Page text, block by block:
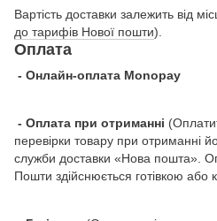
Вартість доставки залежить від
до тарифів Нової пошти).
Оплата
- Онлайн-оплата Monopay
- Оплата при отриманні
перевірки товару при отриманні
служби доставки «Нова пошта».
Пошти здійснюється готівкою